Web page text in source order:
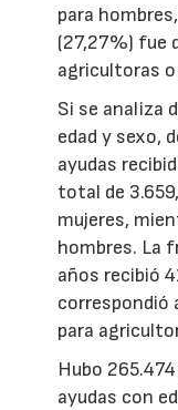
para
(27,27%) fue
agricultoras
Si se analiza
edad y sexo,
ayudas
total de
mujeres,
hombres. La
años recibió
correspondió
para
Hubo
ayudas con